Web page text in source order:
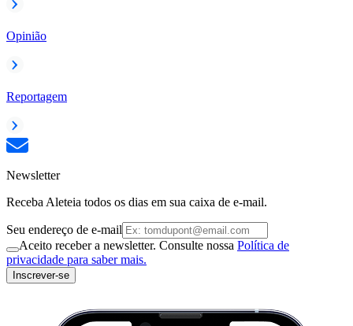
Opinião
Reportagem
Newsletter
Receba Aleteia todos os dias em sua caixa de e-mail.
Seu endereço de e-mail
Aceito receber a newsletter. Consulte nossa Política de
privacidade para saber mais.
Inscrever-se